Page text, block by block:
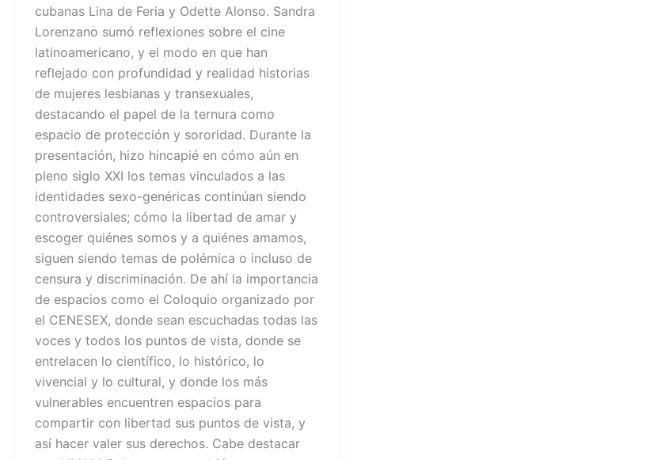
cubanas Lina de Feria y Odette Alonso. Sandra
Lorenzano sumó reflexiones sobre el cine
latinoamericano, y el modo en que han
reflejado con profundidad y realidad historias
de mujeres lesbianas y transexuales,
destacando el papel de la ternura como
espacio de protección y sororidad. Durante la
presentación, hizo hincapié en cómo aún en
pleno siglo XXI los temas vinculados a las
identidades sexo-genéricas continúan siendo
controversiales; cómo la libertad de amar y
escoger quiénes somos y a quiénes amamos,
siguen siendo temas de polémica o incluso de
censura y discriminación. De ahí la importancia
de espacios como el Coloquio organizado por
el CENESEX, donde sean escuchadas todas las
voces y todos los puntos de vista, donde se
entrelacen lo científico, lo histórico, lo
vivencial y lo cultural, y donde los más
vulnerables encuentren espacios para
compartir con libertad sus puntos de vista, y
así hacer valer sus derechos. Cabe destacar